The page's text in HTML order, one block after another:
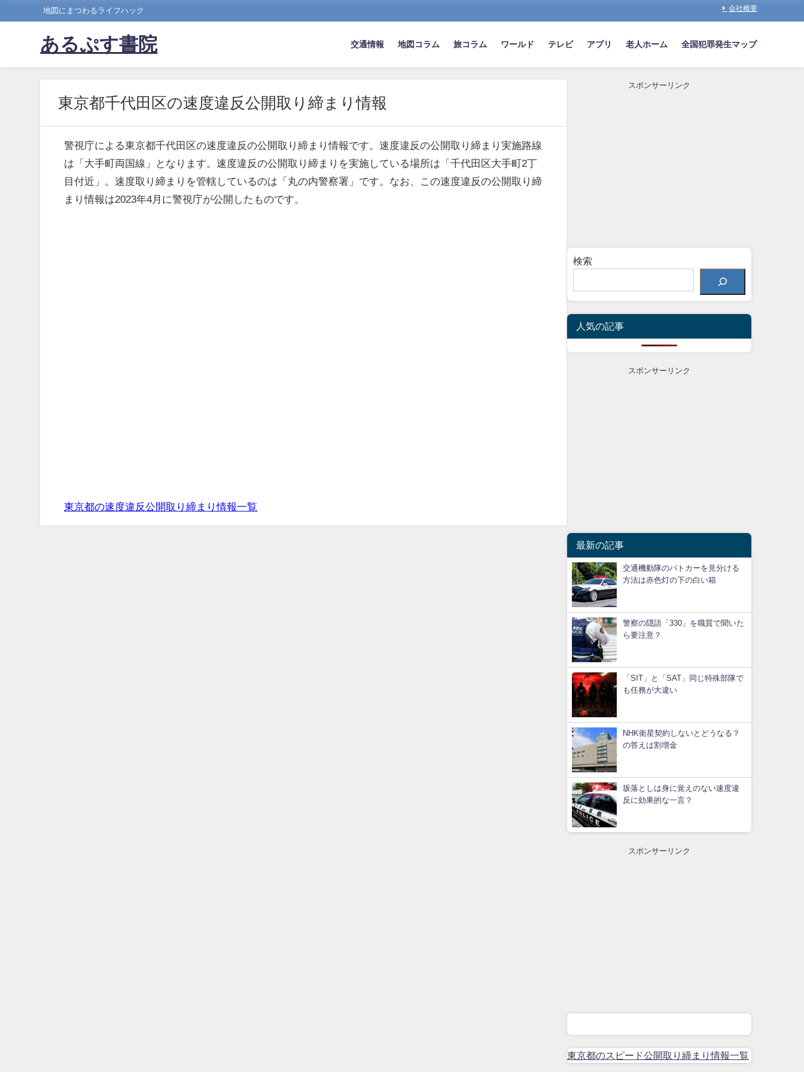
地図にまつわるライフハック 会社概要
あるぷす書院 交通情報 地図コラム 旅コラム ワールド テレビ アプリ 老人ホーム 全国犯罪発生マップ
東京都千代田区の速度違反公開取り締まり情報
警視庁による東京都千代田区の速度違反の公開取り締まり情報です。速度違反の公開取り締まり実施路線
は「大手町両国線」となります。速度違反の公開取り締まりを実施している場所は「千代田区大手町2丁
目付近」。速度取り締まりを管轄しているのは「丸の内警察署」です。なお、この速度違反の公開取り締
まり情報は2023年4月に警視庁が公開したものです。
東京都の速度違反公開取り締まり情報一覧
スポンサーリンク
検索
人気の記事
スポンサーリンク
最新の記事
交通機動隊のパトカーを見分ける
方法は赤色灯の下の白い箱
警察の隠語「330」を職質で聞いた
ら要注意？
「SIT」と「SAT」同じ特殊部隊で
も任務が大違い
NHK衛星契約しないとどうなる？
の答えは割増金
坂落としは身に覚えのない速度違
反に効果的な一言？
スポンサーリンク
東京都のスピード公開取り締まり情報一覧